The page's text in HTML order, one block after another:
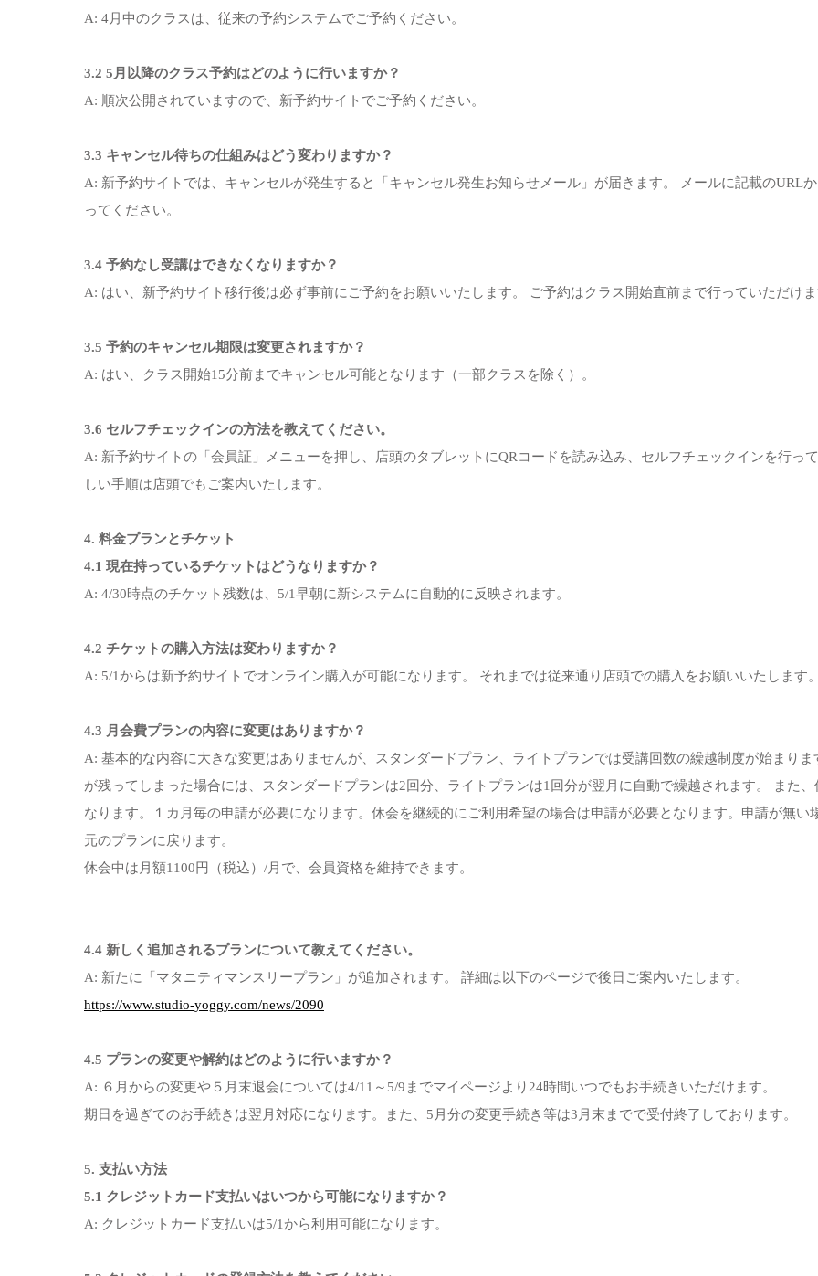
A: 4月中のクラスは、従来の予約システムでご予約ください。
3.2 5月以降のクラス予約はどのように行いますか？
A: 順次公開されていますので、新予約サイトでご予約ください。
3.3 キャンセル待ちの仕組みはどう変わりますか？
A: 新予約サイトでは、キャンセルが発生すると「キャンセル発生お知らせメール」が届きます。 メールに記載のURL
ってください。
3.4 予約なし受講はできなくなりますか？
A: はい、新予約サイト移行後は必ず事前にご予約をお願いいたします。 ご予約はクラス開始直前まで行っていただけま
3.5 予約のキャンセル期限は変更されますか？
A: はい、クラス開始15分前までキャンセル可能となります（一部クラスを除く）。
3.6 セルフチェックインの方法を教えてください。
A: 新予約サイトの「会員証」メニューを押し、店頭のタブレットにQRコードを読み込み、セルフチェックインを行っ
しい手順は店頭でもご案内いたします。
4. 料金プランとチケット
4.1 現在持っているチケットはどうなりますか？
A: 4/30時点のチケット残数は、5/1早朝に新システムに自動的に反映されます。
4.2 チケットの購入方法は変わりますか？
A: 5/1からは新予約サイトでオンライン購入が可能になります。 それまでは従来通り店頭での購入をお願いいたします。
4.3 月会費プランの内容に変更はありますか？
A: 基本的な内容に大きな変更はありませんが、スタンダードプラン、ライトプランでは受講回数の繰越制度が始まりま
が残ってしまった場合には、スタンダードプランは2回分、ライトプランは1回分が翌月に自動で繰越されます。 また、
なります。１カ月毎の申請が必要になります。休会を継続的にご利用希望の場合は申請が必要となります。申請が無い
元のプランに戻ります。
休会中は月額1100円（税込）/月で、会員資格を維持できます。
4.4 新しく追加されるプランについて教えてください。
A: 新たに「マタニティマンスリープラン」が追加されます。 詳細は以下のページで後日ご案内いたします。
https://www.studio-yoggy.com/news/2090
4.5 プランの変更や解約はどのように行いますか？
A: ６月からの変更や５月末退会については4/11～5/9までマイページより24時間いつでもお手続きいただけます。
期日を過ぎてのお手続きは翌月対応になります。また、5月分の変更手続き等は3月末までで受付終了しております。
5. 支払い方法
5.1 クレジットカード支払いはいつから可能になりますか？
A: クレジットカード支払いは5/1から利用可能になります。